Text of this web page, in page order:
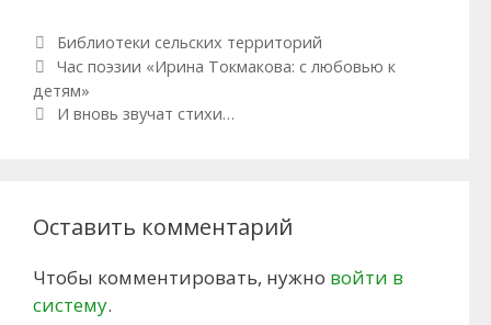
Рубрики
Библиотеки сельских территорий
Навигация по записям
Час поэзии «Ирина Токмакова: с любовью к
детям»
И вновь звучат стихи…
Оставить комментарий
Чтобы комментировать, нужно войти в
систему.